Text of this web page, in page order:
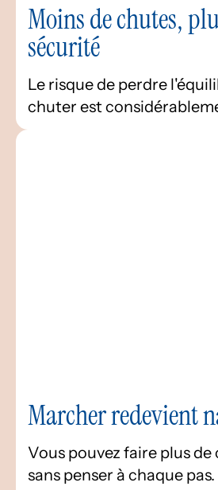
Moins de chutes,
sécurité
Le risque de perdre
chuter est
Marcher redevient
Vous pouvez faire plus de
sans penser à chaque pas.